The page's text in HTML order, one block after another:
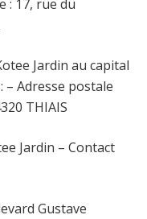
: 17, rue du
Jardin au capital
– Adresse postale
THIAIS
Jardin – Contact
Gustave